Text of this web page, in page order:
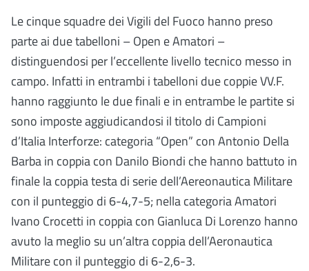
Le cinque squadre dei Vigili del Fuoco hanno preso
parte ai due tabelloni – Open e Amatori –
distinguendosi per l’eccellente livello tecnico messo in
campo. Infatti in entrambi i tabelloni due coppie VV.F.
hanno raggiunto le due finali e in entrambe le partite si
sono imposte aggiudicandosi il titolo di Campioni
d’Italia Interforze: categoria “Open” con Antonio Della
Barba in coppia con Danilo Biondi che hanno battuto in
finale la coppia testa di serie dell’Aereonautica Militare
con il punteggio di 6-4,7-5; nella categoria Amatori
Ivano Crocetti in coppia con Gianluca Di Lorenzo hanno
avuto la meglio su un’altra coppia dell’Aeronautica
Militare con il punteggio di 6-2,6-3.